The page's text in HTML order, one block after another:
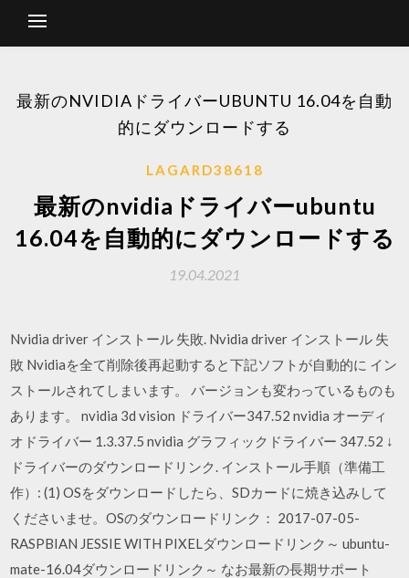
最新のNVIDIAドライバーUBUNTU 16.04を自動
的にダウンロードする
LAGARD38618
最新のnvidiaドライバーubuntu
16.04を自動的にダウンロードする
19.04.2021
Nvidia driver インストール 失敗. Nvidia driver インストール 失
敗 Nvidiaを全て削除後再起動すると下記ソフトが自動的に イン
ストールされてしまいます。 バージョンも変わっているものも
あります。 nvidia 3d vision ドライバー347.52 nvidia オーディ
オドライバー 1.3.37.5 nvidia グラフィックドライバー 347.52 ↓
ドライバーのダウンロードリンク. インストール手順（準備工
作）: (1) OSをダウンロードしたら、SDカードに焼き込みして
くださいませ。OSのダウンロードリンク： 2017-07-05-
RASPBIAN JESSIE WITH PIXELダウンロードリンク～ ubuntu-
mate-16.04ダウンロードリンク～ なお最新の長期サポート